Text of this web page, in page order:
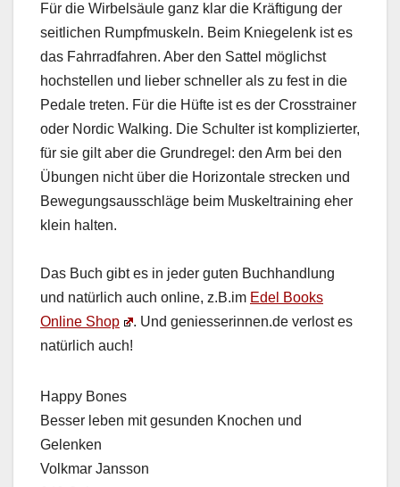
Für die Wirbel­säule ganz klar die Kräf­ti­gung der
seitlichen Rumpf­muskeln. Beim Kniege­lenk ist es
das Fahrrad­fahren. Aber den Sat­tel möglichst
hochstellen und lieber schneller als zu fest in die
Ped­ale treten. Für die Hüfte ist es der Crosstrain­er
oder Nordic Walk­ing. Die Schul­ter ist kom­pliziert­er,
für sie gilt aber die Grun­dregel: den Arm bei den
Übun­gen nicht über die Hor­i­zon­tale streck­en und
Bewe­gungsauss­chläge beim Muskel­train­ing eher
klein hal­ten.
Das Buch gibt es in jed­er guten Buch­hand­lung
und natür­lich auch online, z.B.im Edel Books
Online Shop
. Und geniesserinnen.de ver­lost es
natür­lich auch!
Hap­py Bones
Bess­er leben mit gesun­den Knochen und
Gelenken
Volk­mar Jans­son